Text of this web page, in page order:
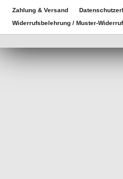
Zahlung & Versand
Widerrufsbelehrung / Muster-